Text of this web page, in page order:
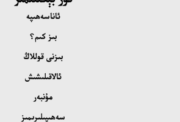
ئاناسەھىپە
بىز كىم؟
بىزنى قوللاڭ
ئالاقىلىشىش
مۇنبەر
سەھىپىلىرىمىز